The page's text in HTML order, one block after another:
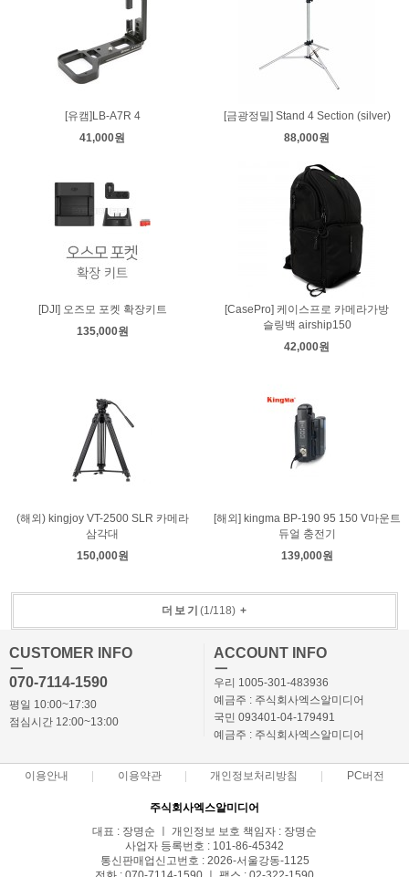
[유캠]LB-A7R 4
41,000원
[금광정밀] Stand 4 Section (silver)
88,000원
[DJI] 오즈모 포켓 확장키트
135,000원
[CasePro] 케이스프로 카메라가방
슬링백 airship150
42,000원
(해외) kingjoy VT-2500 SLR 카메라
삼각대
150,000원
[해외] kingma BP-190 95 150 V마운트
듀얼 충전기
139,000원
더보기 (1/118)+
CUSTOMER INFO
ㅡ
070-7114-1590
평일 10:00~17:30
점심시간 12:00~13:00
ACCOUNT INFO
ㅡ
우리 1005-301-483936
예금주 : 주식회사엑스알미디어
국민 093401-04-179491
예금주 : 주식회사엑스알미디어
이용안내 이용약관 개인정보처리방침 PC버전
주식회사엑스알미디어
대표 : 장명순 ㅣ 개인정보 보호 책임자 : 장명순
사업자 등록번호 : 101-86-45342
통신판매업신고번호 : 2026-서울강동-1125